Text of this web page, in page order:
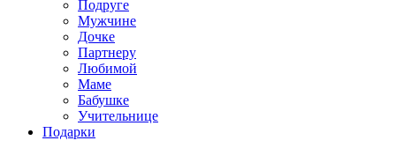
Подруге
Мужчине
Дочке
Партнеру
Любимой
Маме
Бабушке
Учительнице
Подарки